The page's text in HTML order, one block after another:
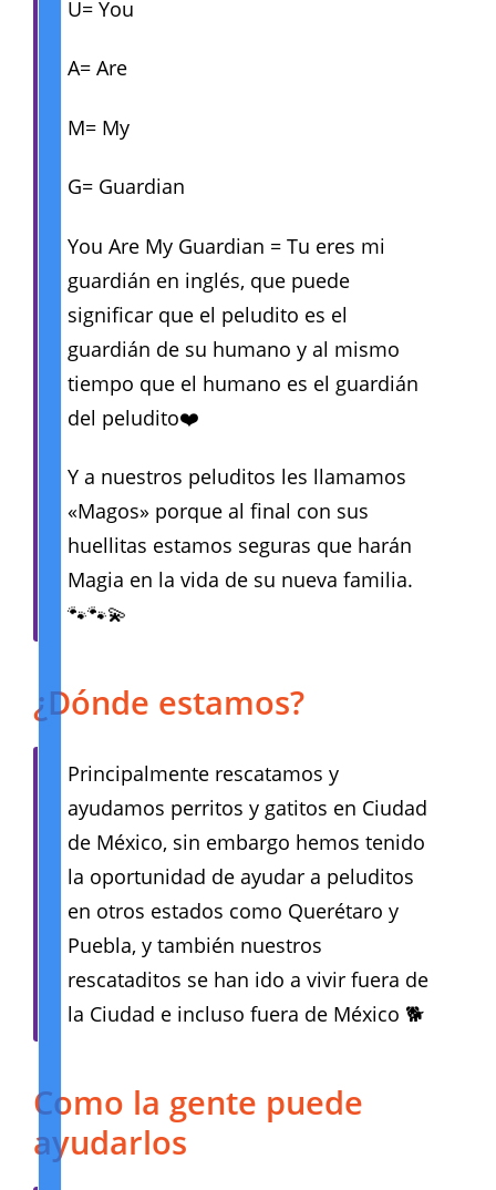
U= You
A= Are
M= My
G= Guardian
You Are My Guardian = Tu eres mi
guardián en inglés, que puede
significar que el peludito es el
guardián de su humano y al mismo
tiempo que el humano es el guardián
del peludito❤️
Y a nuestros peluditos les llamamos
«Magos» porque al final con sus
huellitas estamos seguras que harán
Magia en la vida de su nueva familia.
🐾🐾💫
¿Dónde estamos?
Principalmente rescatamos y
ayudamos perritos y gatitos en Ciudad
de México, sin embargo hemos tenido
la oportunidad de ayudar a peluditos
en otros estados como Querétaro y
Puebla, y también nuestros
rescataditos se han ido a vivir fuera de
la Ciudad e incluso fuera de México 🐕
Como la gente puede
ayudarlos